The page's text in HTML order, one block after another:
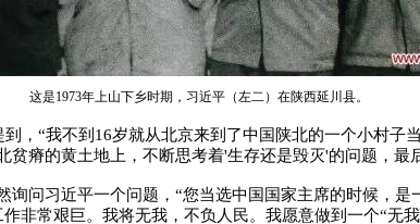
这是1973年上山下乡时期，习近平（左二）在陕西延川县。
，“我不到16岁就从北京来到了中国陕北的一个小村
贫瘠的黄土地上，不断思考着'生存还是毁灭'的问题，最
问习近平一个问题，“您当选中国国家主席的时候，
非常艰巨。我将无我，不负人民。我愿意做到一个“无